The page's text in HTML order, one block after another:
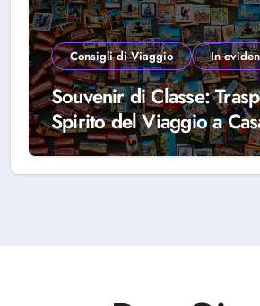
Consigli di Viaggio In
Souvenir di Classe:
Spirito del Viaggio a